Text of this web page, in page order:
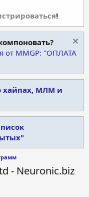
!
от MMGP: "ОПЛАТА
хайпах, МЛМ и
- Neuronic.biz